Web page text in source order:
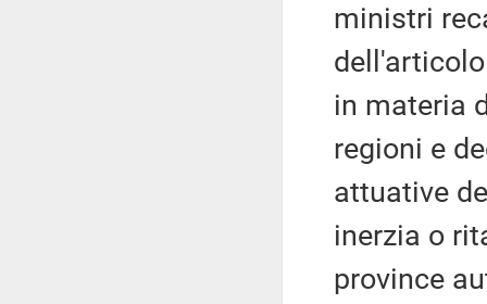
ministri
in materia
regioni e
attuative
inerzia o
province